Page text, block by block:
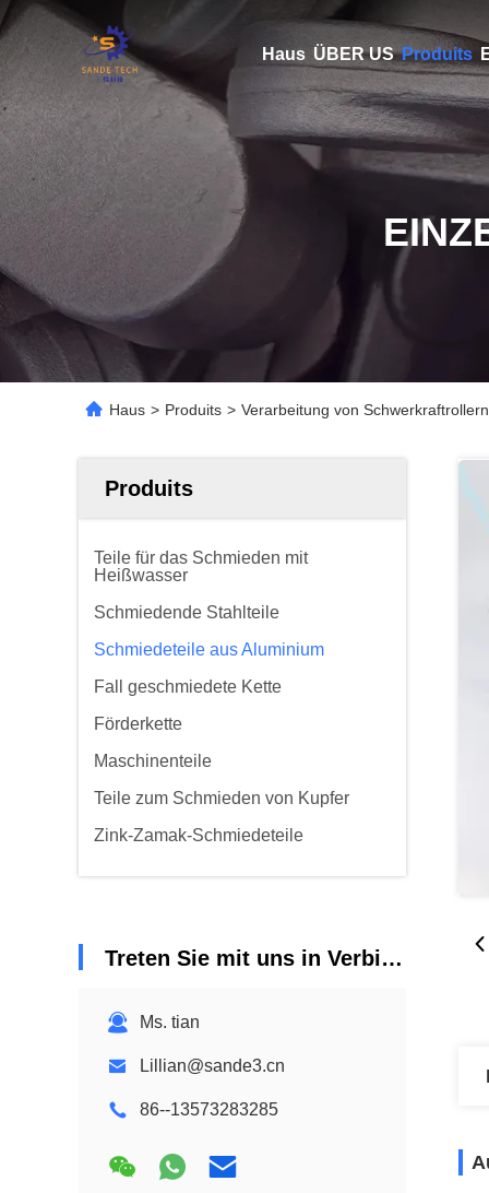
Haus ÜBER US Produits
Haus > Produits > Verarbeitung von
Produits
Teile für das Schmieden mit
Heißwasser
Schmiedende Stahlteile
Schmiedeteile aus Aluminium
Fall geschmiedete Kette
Förderkette
Maschinenteile
Teile zum Schmieden von Kupfer
Zink-Zamak-Schmiedeteile
Treten Sie mit uns in Verbindung
Ms. tian
Lillian@sande3.cn
86--13573283285